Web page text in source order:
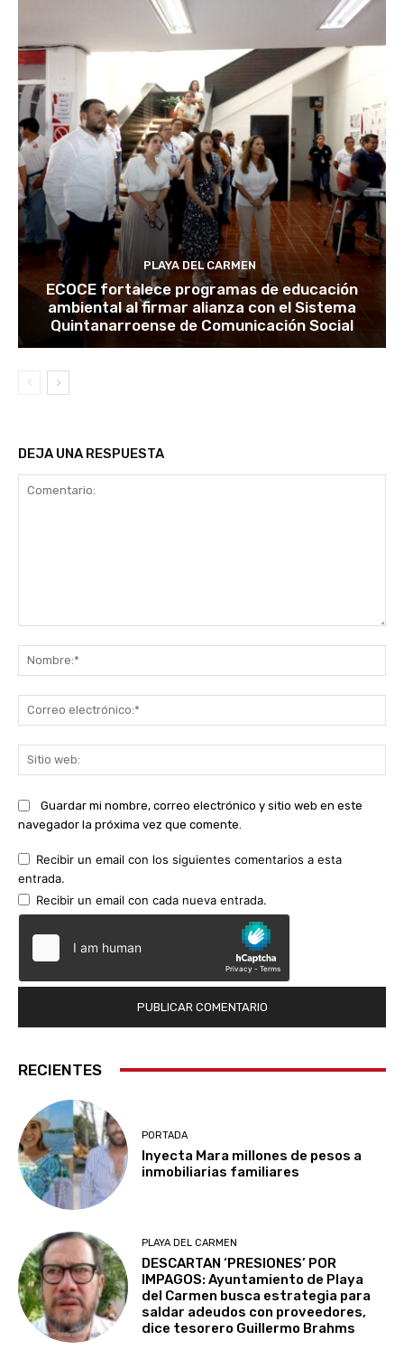
PLAYA DEL CARMEN
ECOCE fortalece programas de educación
ambiental al firmar alianza con el Sistema
Quintanarroense de Comunicación Social
DEJA UNA RESPUESTA
Guardar mi nombre, correo electrónico y sitio web en este
navegador la próxima vez que comente.
Recibir un email con los siguientes comentarios a esta
entrada.
Recibir un email con cada nueva entrada.
RECIENTES
PORTADA
Inyecta Mara millones de pesos a
inmobiliarias familiares
PLAYA DEL CARMEN
DESCARTAN ‘PRESIONES’ POR
IMPAGOS: Ayuntamiento de Playa
del Carmen busca estrategia para
saldar adeudos con proveedores,
dice tesorero Guillermo Brahms